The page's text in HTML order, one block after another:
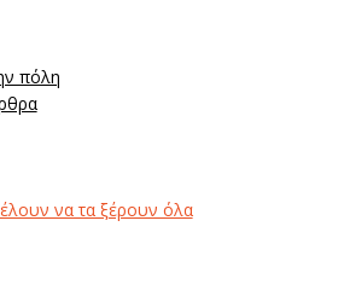
πόλη
να τα ξέρουν όλα